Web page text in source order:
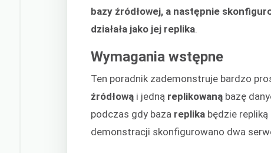
bazy źródłowej, a następnie
działała jako jej replika
Wymagania wstępne
Ten poradnik zademonstruje bardzo
źródłową i jedną replikowaną bazę
podczas gdy baza replika będzie repliką
demonstracji skonfigurowano dwa